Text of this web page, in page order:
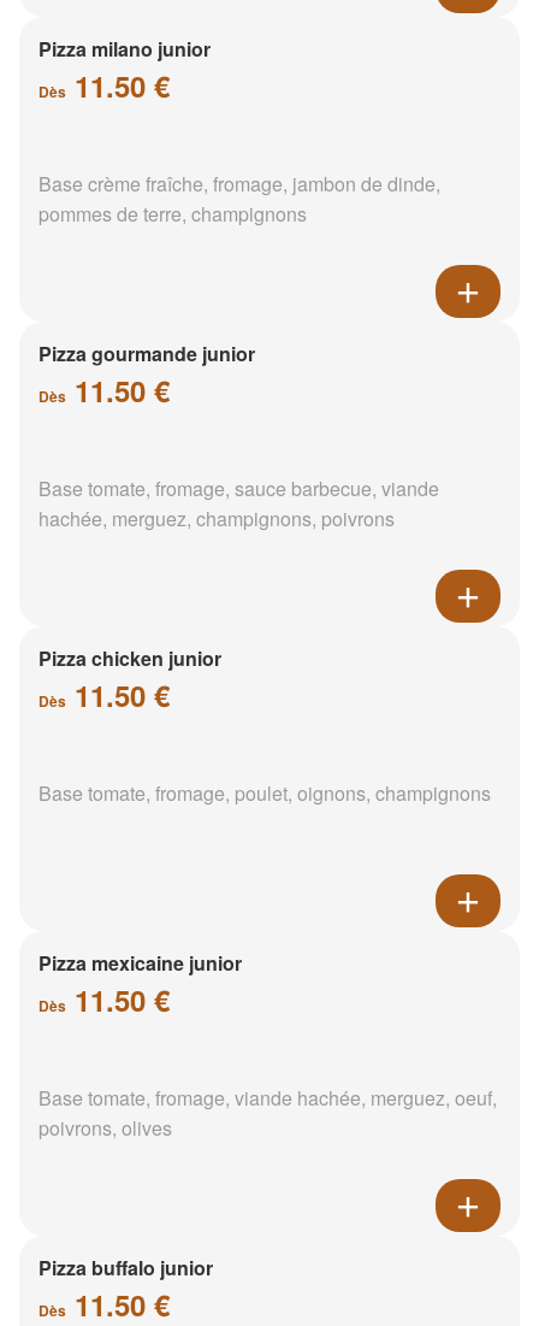
Pizza milano junior
Dès 11.50 €
Base crème fraîche, fromage, jambon de dinde,
pommes de terre, champignons
Pizza gourmande junior
Dès 11.50 €
Base tomate, fromage, sauce barbecue, viande
hachée, merguez, champignons, poivrons
Pizza chicken junior
Dès 11.50 €
Base tomate, fromage, poulet, oignons, champignons
Pizza mexicaine junior
Dès 11.50 €
Base tomate, fromage, viande hachée, merguez, oeuf,
poivrons, olives
Pizza buffalo junior
Dès 11.50 €